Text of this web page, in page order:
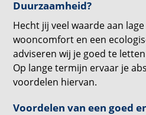
Duurzaamheid?
Hecht jij veel waarde aan
wooncomfort en een
adviseren wij je goed te
Op lange termijn ervaar je
voordelen hiervan.
Voordelen van een goed